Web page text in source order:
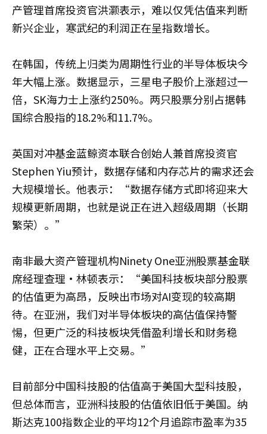
产管理首席投资官洪灏表示，难以仅凭估值来判断
新兴企业，寒武纪的利润正在呈指数增长。
在韩国，传统上归类为周期性行业的半导体板块今
年大幅上涨。数据显示，三星电子股价上涨超过一
倍，SK海力士上涨约250%。两只股票分别占据韩
国综合股指的18.2%和11.7%。
英国对冲基金蓝鲸资本联合创始人兼首席投资官
Stephen Yiu预计，数据存储和内存芯片的需求还会
大规模增长。他表示：“数据存储方式即将迎来大
规模更新周期，也就是说正在进入超级周期（长期
繁荣）。”
南非最大资产管理机构Ninety One亚洲股票基金联
席经理查理·林顿表示：“美国科技板块部分股票
的估值更为高昂，反映出市场对AI变现的较高期
待。在亚洲，我们对半导体板块的高估值保持警
惕，但更广泛的科技板块凭借盈利增长和财务稳
健，正在合理水平上交易。”
目前部分中国科技股的估值高于美国大型科技股，
但总体而言，亚洲科技股的估值依旧低于美国。纳
斯达克100指数企业的平均12个月追踪市盈率为35